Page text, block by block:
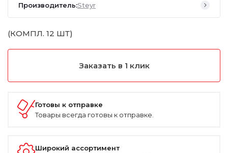
Производитель:Steyr
(КОМПЛ. 12 ШТ)
Заказать в 1 клик
Готовы к отправке
Товары всегда готовы к отправке.
Широкий ассортимент